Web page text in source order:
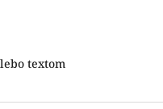
textom